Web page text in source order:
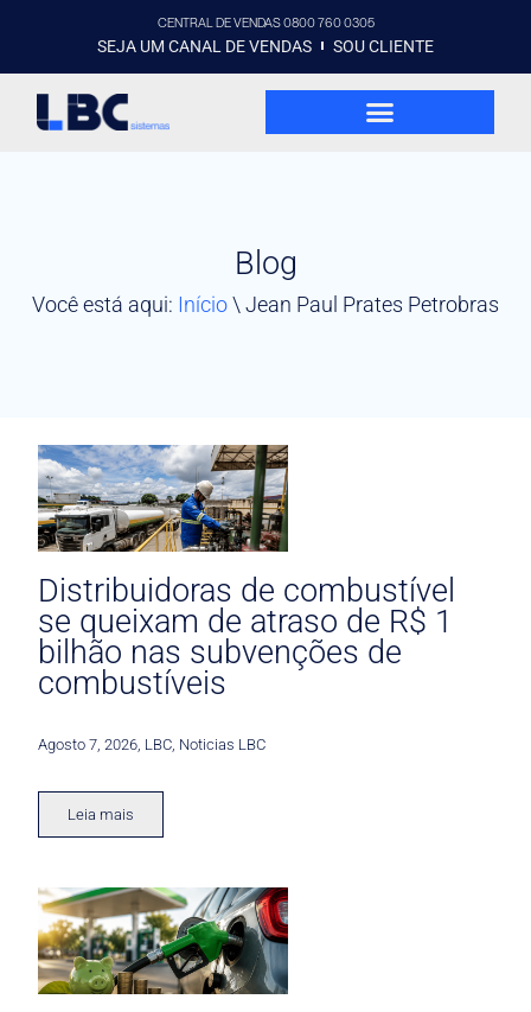
CENTRAL DE VENDAS 0800 760 0305
SEJA UM CANAL DE VENDAS SOU CLIENTE
Blog
Você está aqui: Início\ Jean Paul Prates Petrobras
Distribuidoras de combustível
se queixam de atraso de R$ 1
bilhão nas subvenções de
combustíveis
Agosto 7, 2026 LBC Noticias LBC
Leia mais